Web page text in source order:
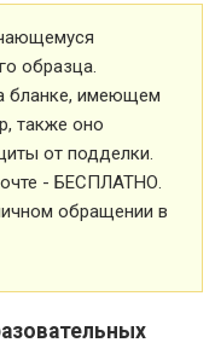
образца.
бланке, имеющем
также оно
от подделки.
- БЕСПЛАТНО.
обращении в